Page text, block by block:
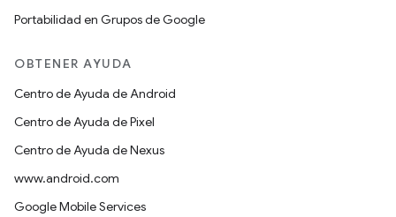
Portabilidad en Grupos de Google
OBTENER AYUDA
Centro de Ayuda de Android
Centro de Ayuda de Pixel
Centro de Ayuda de Nexus
www.android.com
Google Mobile Services